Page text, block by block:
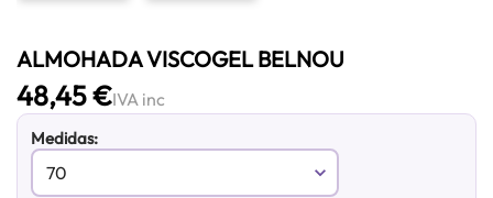
ALMOHADA VISCOGEL BELNOU
48,45 €IVA inc
Medidas: